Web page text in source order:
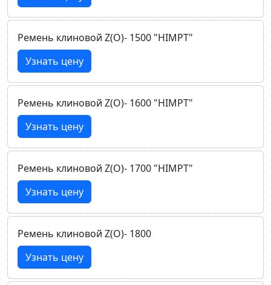
Ремень клиновой Z(О)- 1500 "HIMPT"
Узнать цену
Ремень клиновой Z(О)- 1600 "HIMPT"
Узнать цену
Ремень клиновой Z(О)- 1700 "HIMPT"
Узнать цену
Ремень клиновой Z(О)- 1800
Узнать цену